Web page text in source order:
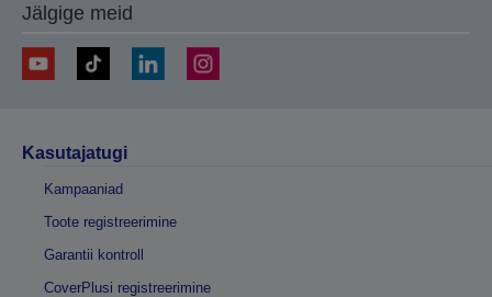
Jälgige meid
Kasutajatugi
Kampaaniad
Toote registreerimine
Garantii kontroll
CoverPlusi registreerimine